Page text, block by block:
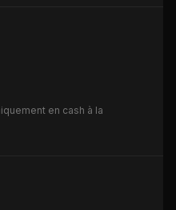
en cash à la